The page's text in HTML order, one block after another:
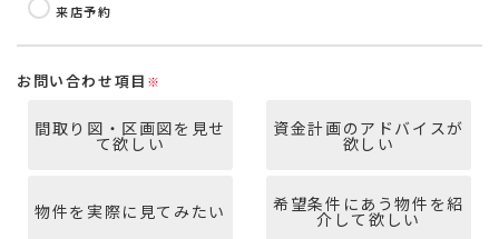
来店予約
お問い合わせ項目 ※
間取り図・区画図を見せ
て欲しい
資金計画のアドバイスが
欲しい
物件を実際に見てみたい 希望条件にあう物件を紹
介して欲しい